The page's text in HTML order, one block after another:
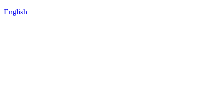
English